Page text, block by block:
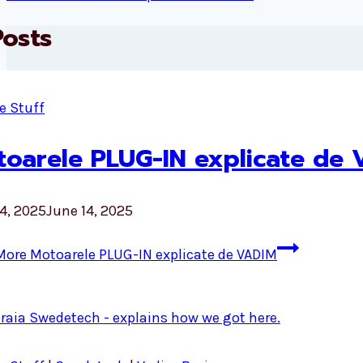
Stuff
PLUG-IN explicate de
2025June 14, 2025
Motoarele PLUG-IN explicate de VADIM